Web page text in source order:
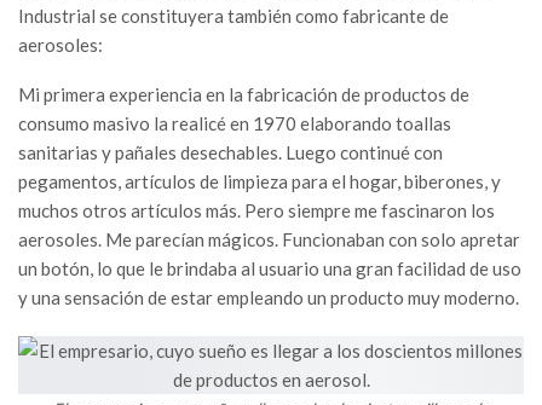
Industrial se constituyera también como fabricante de
aerosoles:
Mi primera experiencia en la fabricación de productos de
consumo masivo la realicé en 1970 elaborando toallas
sanitarias y pañales desechables. Luego continué con
pegamentos, artículos de limpieza para el hogar, biberones, y
muchos otros artículos más. Pero siempre me fascinaron los
aerosoles. Me parecían mágicos. Funcionaban con solo apretar
un botón, lo que le brindaba al usuario una gran facilidad de uso
y una sensación de estar empleando un producto muy moderno.